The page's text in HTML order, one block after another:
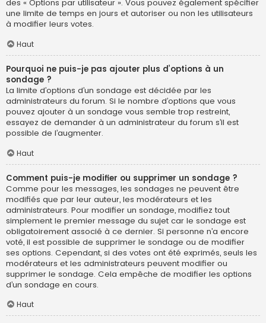
des « Options par utilisateur ». Vous pouvez également spécifier
une limite de temps en jours et autoriser ou non les utilisateurs
à modifier leurs votes.
Haut
Pourquoi ne puis-je pas ajouter plus d’options à un
sondage ?
La limite d’options d’un sondage est décidée par les
administrateurs du forum. Si le nombre d’options que vous
pouvez ajouter à un sondage vous semble trop restreint,
essayez de demander à un administrateur du forum s’il est
possible de l’augmenter.
Haut
Comment puis-je modifier ou supprimer un sondage ?
Comme pour les messages, les sondages ne peuvent être
modifiés que par leur auteur, les modérateurs et les
administrateurs. Pour modifier un sondage, modifiez tout
simplement le premier message du sujet car le sondage est
obligatoirement associé à ce dernier. Si personne n’a encore
voté, il est possible de supprimer le sondage ou de modifier
ses options. Cependant, si des votes ont été exprimés, seuls les
modérateurs et les administrateurs peuvent modifier ou
supprimer le sondage. Cela empêche de modifier les options
d’un sondage en cours.
Haut